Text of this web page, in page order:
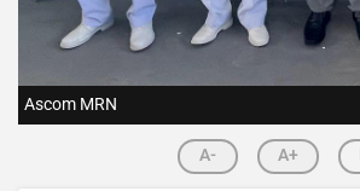
Ascom MRN
A- A+